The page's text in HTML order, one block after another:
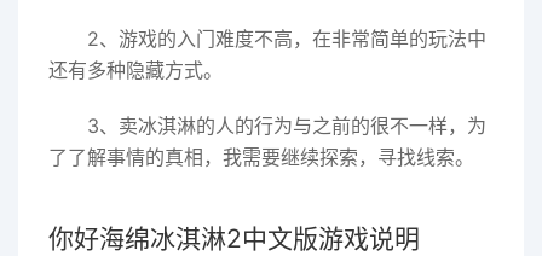
2、游戏的入门难度不高，在非常简单的玩法中
还有多种隐藏方式。
3、卖冰淇淋的人的行为与之前的很不一样，为
了了解事情的真相，我需要继续探索，寻找线索。
你好海绵冰淇淋2中文版游戏说明